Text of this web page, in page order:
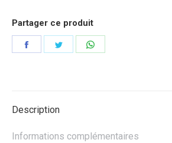
Partager ce produit
Partager Partager
Description
Informations complémentaires